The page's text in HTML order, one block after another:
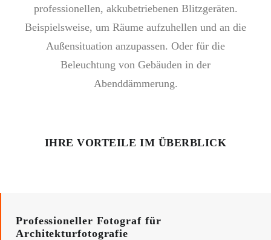
professionellen, akkubetriebenen Blitzgeräten.
Beispielsweise, um Räume aufzuhellen und an die
Außensituation anzupassen. Oder für die
Beleuchtung von Gebäuden in der
Abenddämmerung.
IHRE VORTEILE IM ÜBERBLICK
Professioneller Fotograf für
Architekturfotografie